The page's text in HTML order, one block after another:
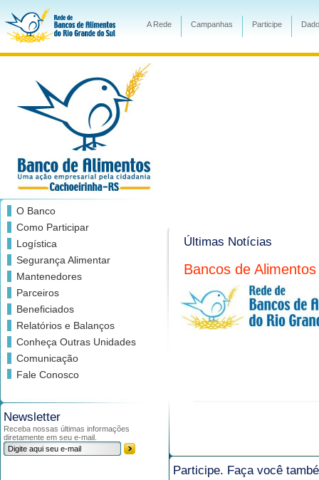
A Rede Campanhas Participe
O Banco
Como Participar
Logística
Segurança Alimentar
Mantenedores
Parceiros
Beneficiados
Relatórios e Balanços
Conheça Outras Unidades
Comunicação
Fale Conosco
Newsletter
Receba nossas últimas informações
diretamente em seu e-mail.
Últimas Notícias
Bancos de
Participe. Faça você